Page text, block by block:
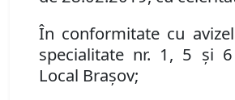
În conformitate cu
specialitate nr. 1, 5 şi 6
Local Braşov;